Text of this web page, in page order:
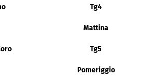
Tg4
Mattina
Tg5
Pomeriggio